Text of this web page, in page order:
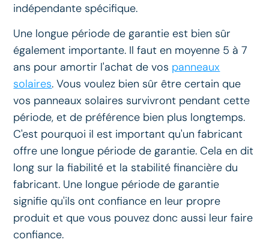
indépendante spécifique.
Une longue période de garantie est bien sûr
également importante. Il faut en moyenne 5 à 7
ans pour amortir l'achat de vos panneaux
solaires. Vous voulez bien sûr être certain que
vos panneaux solaires survivront pendant cette
période, et de préférence bien plus longtemps.
C'est pourquoi il est important qu'un fabricant
offre une longue période de garantie. Cela en dit
long sur la fiabilité et la stabilité financière du
fabricant. Une longue période de garantie
signifie qu'ils ont confiance en leur propre
produit et que vous pouvez donc aussi leur faire
confiance.